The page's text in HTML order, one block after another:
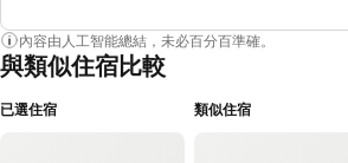
內容由人工智能總結，未必百分百準確。
與類似住宿比較
已選住宿 類似住宿